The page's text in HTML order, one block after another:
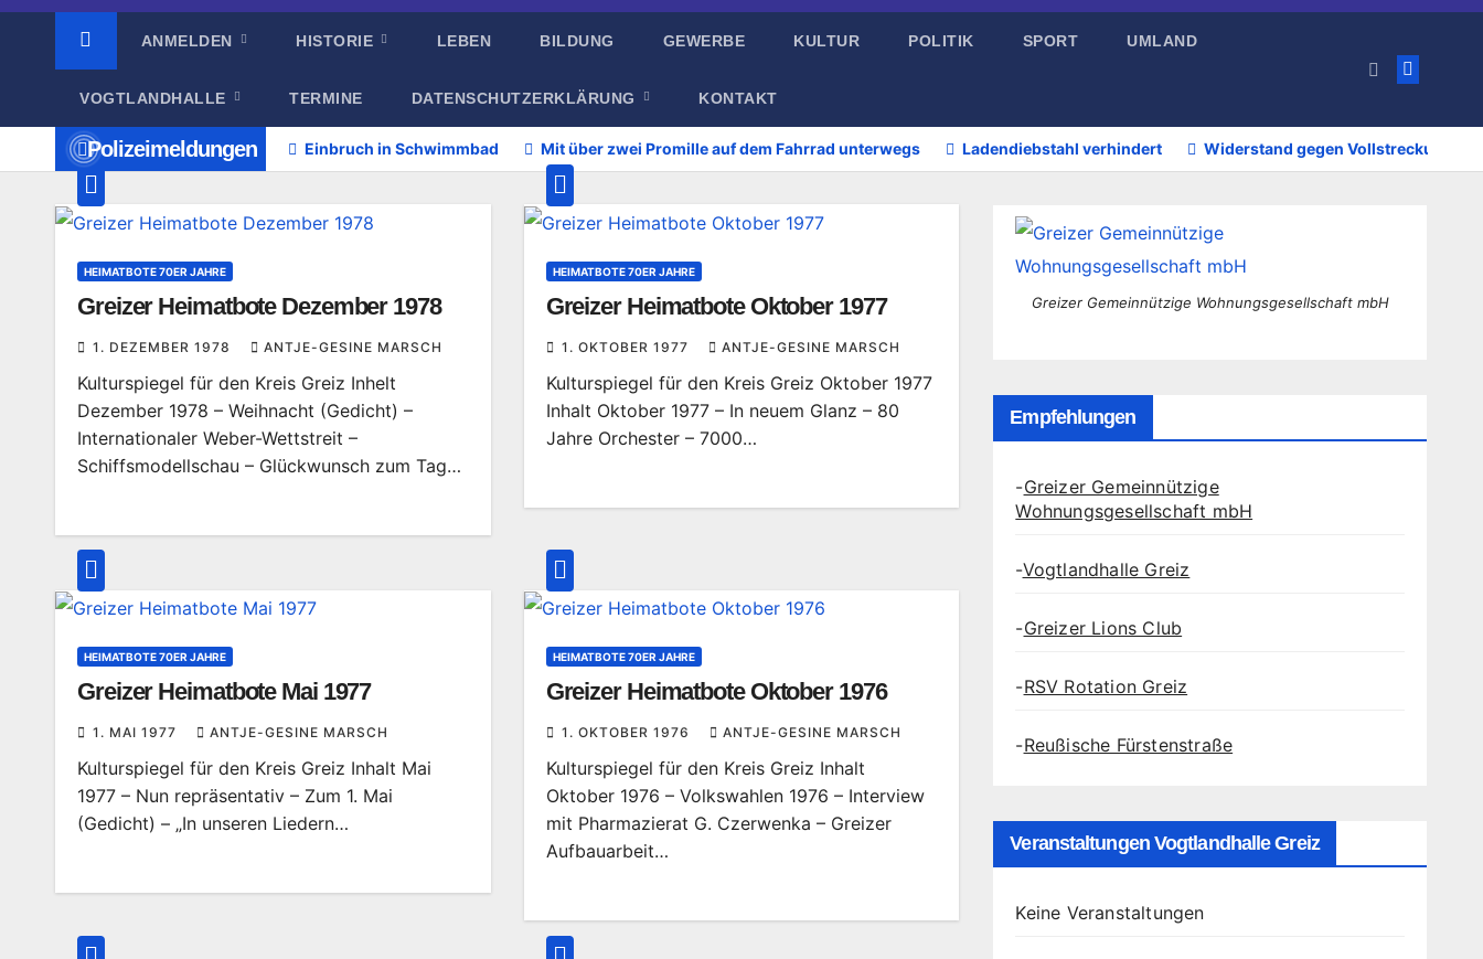
ANMELDEN HISTORIE LEBEN BILDUNG GEWERBE KULTUR POLITIK SPORT UMLAND
VOGTLANDHALLE TERMINE DATENSCHUTZERKLÄRUNG KONTAKT
Polizeimeldungen Einbruch in Schwimmbad Mit über zwei Promille auf dem Fahrrad unterwegs Ladendiebstahl verhindert Widerstand gegen
HEIMATBOTE 70ER JAHRE
Greizer Heimatbote Dezember 1978
1. DEZEMBER 1978 ANTJE-GESINE MARSCH
Kulturspiegel für den Kreis Greiz Inhelt
Dezember 1978 – Weihnacht (Gedicht) –
Internationaler Weber-Wettstreit –
Schiffsmodellschau – Glückwunsch zum Tag…
HEIMATBOTE 70ER JAHRE
Greizer Heimatbote Oktober 1977
1. OKTOBER 1977 ANTJE-GESINE MARSCH
Kulturspiegel für den Kreis Greiz Oktober 1977
Inhalt Oktober 1977 – In neuem Glanz – 80
Jahre Orchester – 7000…
HEIMATBOTE 70ER JAHRE
Greizer Heimatbote Mai 1977
1. MAI 1977 ANTJE-GESINE MARSCH
Kulturspiegel für den Kreis Greiz Inhalt Mai
1977 – Nun repräsentativ – Zum 1. Mai
(Gedicht) – „In unseren Liedern…
HEIMATBOTE 70ER JAHRE
Greizer Heimatbote Oktober 1976
1. OKTOBER 1976 ANTJE-GESINE MARSCH
Kulturspiegel für den Kreis Greiz Inhalt
Oktober 1976 – Volkswahlen 1976 – Interview
mit Pharmazierat G. Czerwenka – Greizer
Aufbauarbeit…
Greizer Gemeinnützige Wohnungsgesellschaft mbH
Empfehlungen
-Greizer Gemeinnützige
Wohnungsgesellschaft mbH
-Vogtlandhalle Greiz
-Greizer Lions Club
-RSV Rotation Greiz
-Reußische Fürstenstraße
Veranstaltungen Vogtlandhalle Greiz
Keine Veranstaltungen